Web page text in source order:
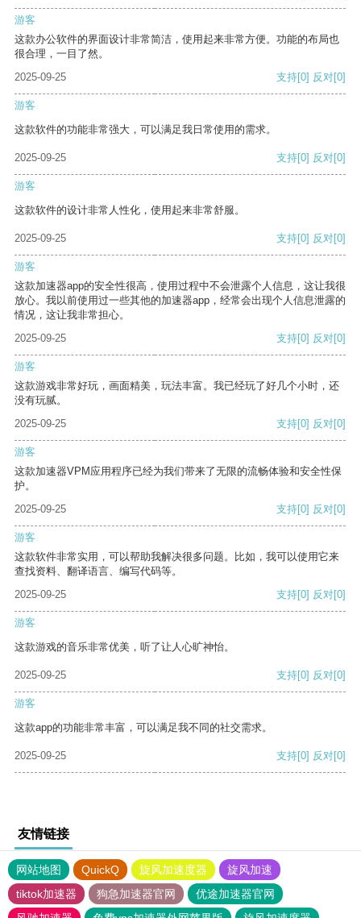
游客
这款办公软件的界面设计非常简洁，使用起来非常方便。功能的布局也
很合理，一目了然。
2025-09-25
支持[0] 反对[0]
游客
这款软件的功能非常强大，可以满足我日常使用的需求。
2025-09-25 支持[0] 反对[0]
游客
这款软件的设计非常人性化，使用起来非常舒服。
2025-09-25 支持[0] 反对[0]
游客
这款加速器app的安全性很高，使用过程中不会泄露个人信息，这让我很
放心。我以前使用过一些其他的加速器app，经常会出现个人信息泄露的
情况，这让我非常担心。
2025-09-25
支持[0] 反对[0]
游客
这款游戏非常好玩，画面精美，玩法丰富。我已经玩了好几个小时，还
没有玩腻。
2025-09-25
支持[0] 反对[0]
游客
这款加速器VPM应用程序已经为我们带来了无限的流畅体验和安全性保
护。
2025-09-25
支持[0] 反对[0]
游客
这款软件非常实用，可以帮助我解决很多问题。比如，我可以使用它来
查找资料、翻译语言、编写代码等。
2025-09-25
支持[0] 反对[0]
游客
这款游戏的音乐非常优美，听了让人心旷神怡。
2025-09-25 支持[0] 反对[0]
游客
这款app的功能非常丰富，可以满足我不同的社交需求。
2025-09-25 支持[0] 反对[0]
友情链接
网站地图 QuickQ 旋风加速度器
旋风加速
tiktok加速器
狗急加速器官网
优途加速器官网